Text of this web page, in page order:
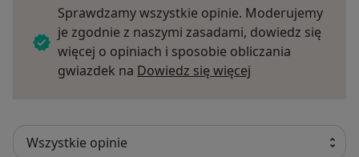
Sprawdzamy wszystkie opinie. Moderujemy
je zgodnie z naszymi zasadami, dowiedz się
więcej o opiniach i sposobie obliczania
gwiazdek na Dowiedz się więcej